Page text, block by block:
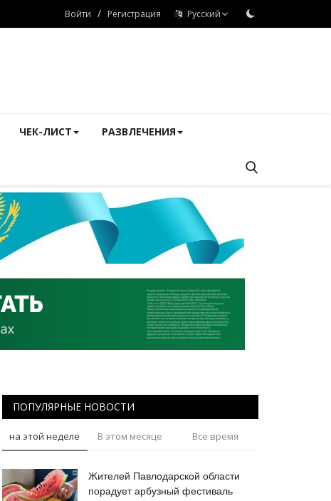
Войти / Регистрация Русский
ЧЕК-ЛИСТ РАЗВЛЕЧЕНИЯ
ПОПУЛЯРНЫЕ НОВОСТИ
на этой неделе В этом месяце Все время
Жителей Павлодарской области
порадует арбузный фестиваль